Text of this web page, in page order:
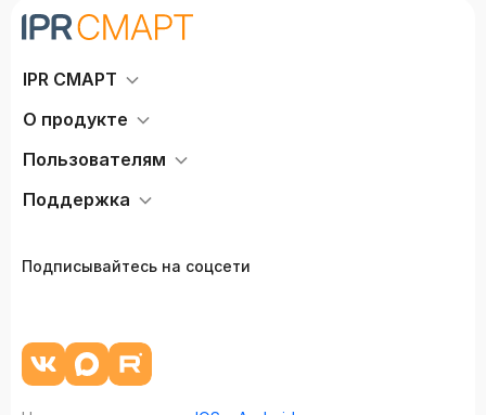
IPR СМАРТ
О продукте
Пользователям
Поддержка
Подписывайтесь на соцсети